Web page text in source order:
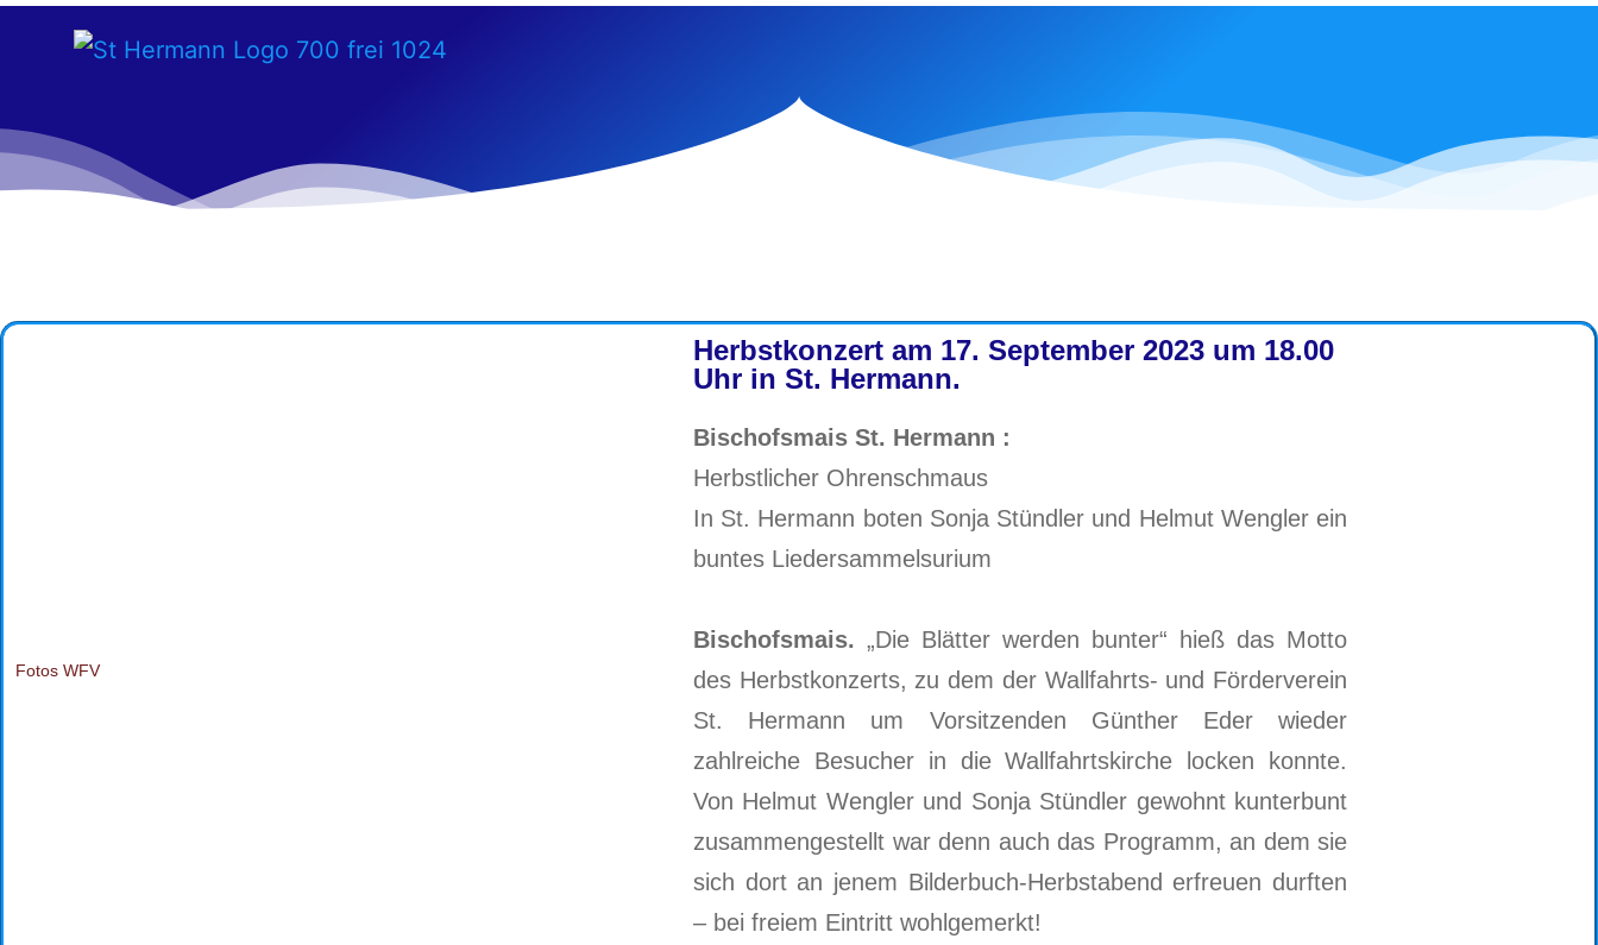
Fotos WFV
Herbstkonzert am 17. September 2023 um 18.00
Uhr in St. Hermann.
Bischofsmais St. Hermann :
Herbstlicher Ohrenschmaus
In St. Hermann boten Sonja Stündler und Helmut Wengler ein
buntes Liedersammelsurium
Bischofsmais. „Die Blätter werden bunter“ hieß das Motto
des Herbstkonzerts, zu dem der Wallfahrts- und Förderverein
St. Hermann um Vorsitzenden Günther Eder wieder
zahlreiche Besucher in die Wallfahrtskirche locken konnte.
Von Helmut Wengler und Sonja Stündler gewohnt kunterbunt
zusammengestellt war denn auch das Programm, an dem sie
sich dort an jenem Bilderbuch-Herbstabend erfreuen durften
– bei freiem Eintritt wohlgemerkt!